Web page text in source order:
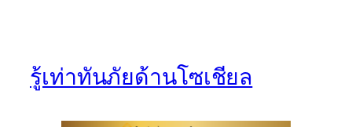
รู้เท่าทันภัยด้านโซเชียล